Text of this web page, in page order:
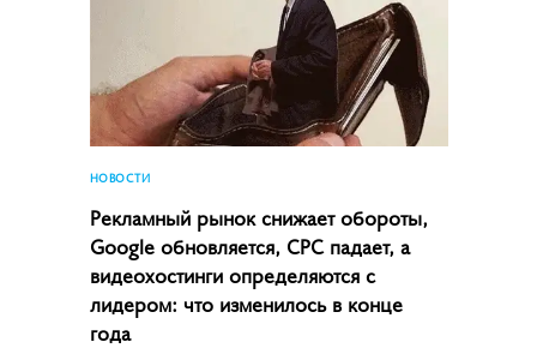
НОВОСТИ
Рекламный рынок снижает обороты,
Google обновляется, CPC падает, а
видеохостинги определяются с
лидером: что изменилось в конце
года